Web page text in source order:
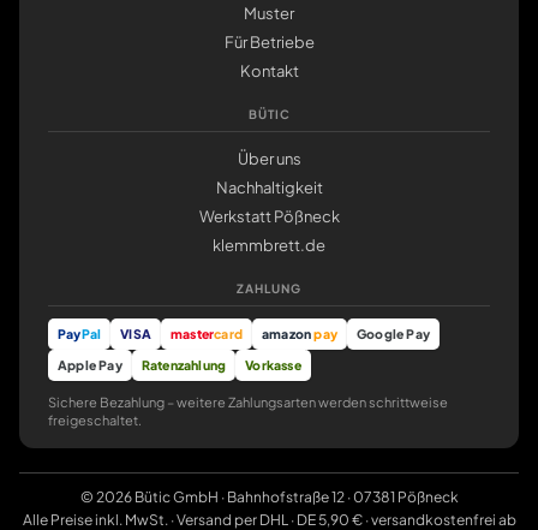
Muster
Für Betriebe
Kontakt
BÜTIC
Über uns
Nachhaltigkeit
Werkstatt Pößneck
klemmbrett.de
ZAHLUNG
PayPal VISA mastercard amazonpay
Google Pay
Apple Pay
Ratenzahlung Vorkasse
Sichere Bezahlung – weitere Zahlungsarten werden schrittweise
freigeschaltet.
© 2026 Bütic GmbH · Bahnhofstraße 12 · 07381 Pößneck
Alle Preise inkl. MwSt. · Versand per DHL · DE 5,90 € · versandkostenfrei ab